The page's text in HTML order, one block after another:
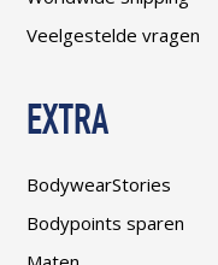
Veelgestelde vragen
EXTRA
BodywearStories
Bodypoints sparen